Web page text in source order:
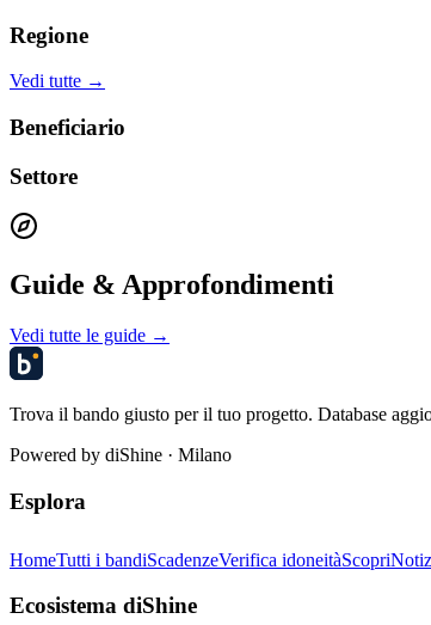
Regione
Vedi tutte →
Beneficiario
Settore
Guide & Approfondimenti
Vedi tutte le guide →
Trova il bando giusto per il tuo progetto. Database
Powered by diShine · Milano
Esplora
HomeTutti i bandiScadenzeVerifica idoneitàScopri
Ecosistema diShine